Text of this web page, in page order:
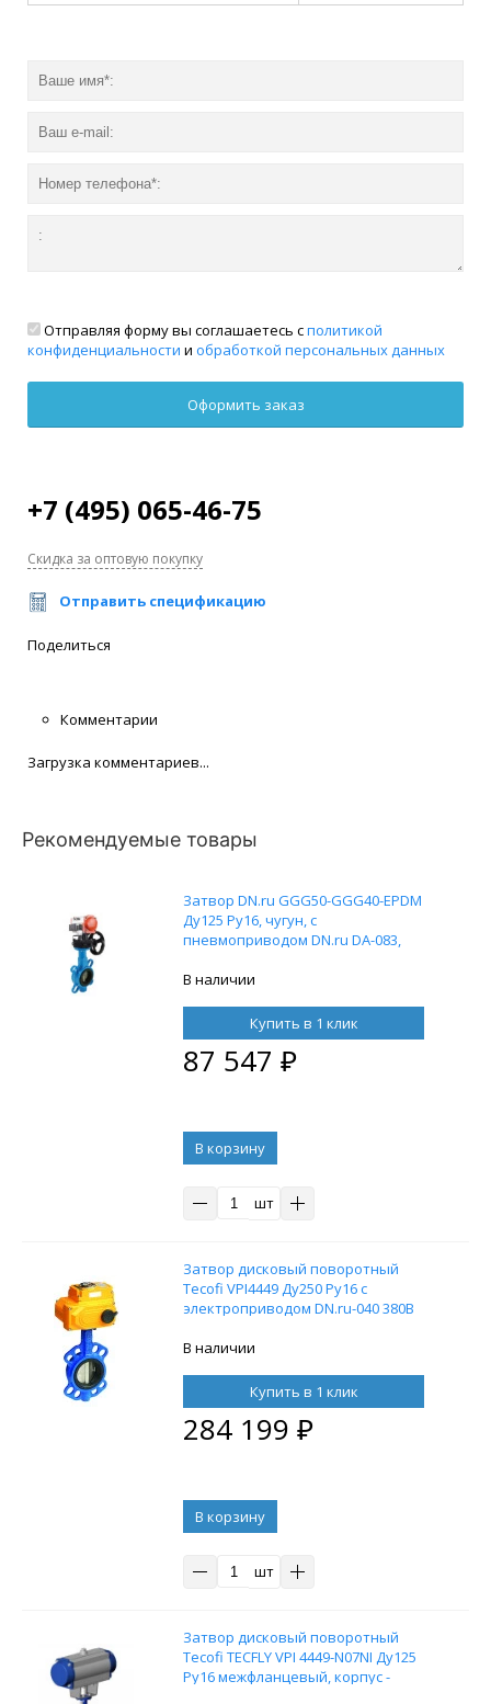
Отправляя форму вы соглашаетесь сполитикой
конфиденциальности и обработкой персональных данных
+7 (495) 065-46-75
Скидка за оптовую покупку
Отправить спецификацию
Поделиться
Комментарии
Загрузка комментариев...
Рекомендуемые товары
Затвор DN.ru GGG50-GGG40-EPDM
Ду125 Ру16, чугун, с
пневмоприводом DN.ru DA-083,
24В, ручным дублером HDM-2 и
В наличии
Купить в 1 клик
87 547 ₽
В корзину
шт
Затвор дисковый поворотный
Tecofi VPI4449 Ду250 Ру16 с
электроприводом DN.ru-040 380В
В наличии
Купить в 1 клик
284 199 ₽
В корзину
шт
Затвор дисковый поворотный
Tecofi TECFLY VPI 4449-N07NI Ду125
Ру16 межфланцевый, корпус -